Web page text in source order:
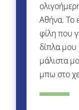
Αθήνα. Το
φίλη που
δίπλα μου
μάλιστα
μπω στο